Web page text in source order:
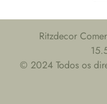
Ritzdecor
© 2024 Todos os